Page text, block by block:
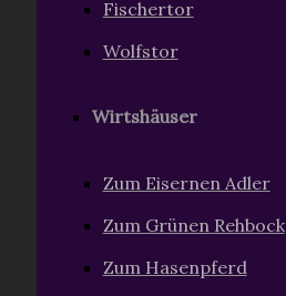
Fischertor
Wolfstor
Wirtshäuser
Zum Eisernen Adler
Zum Grünen Rehbock
Zum Hasenpferd